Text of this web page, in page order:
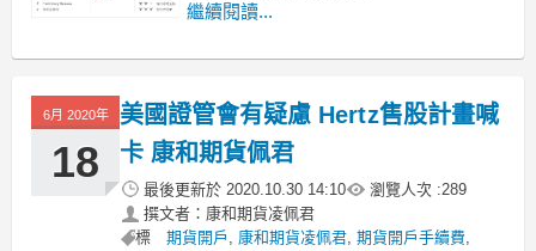
專線洽詢 0935-884886
康和期貨佩君
繼續閱讀...
6月 2020年
18
美國證管會有疑慮 Hertz售股計畫喊
卡 康和期貨佩君
最後更新於 2020.10.30 14:10 瀏覽人次 :289
撰文者：康和期貨凌佩君
標
期貨開戶 , 康和期貨凌佩君, 期貨開戶手續費,